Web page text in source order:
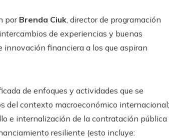
por Brenda Ciuk, director de programación
de experiencias y buenas
innovación financiera a los que aspiran
de enfoques y actividades que se
del contexto macroeconómico internacional;
e internalización de la contratación pública
resiliente (esto incluye: